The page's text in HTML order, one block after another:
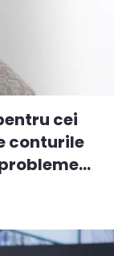
cei
conturile